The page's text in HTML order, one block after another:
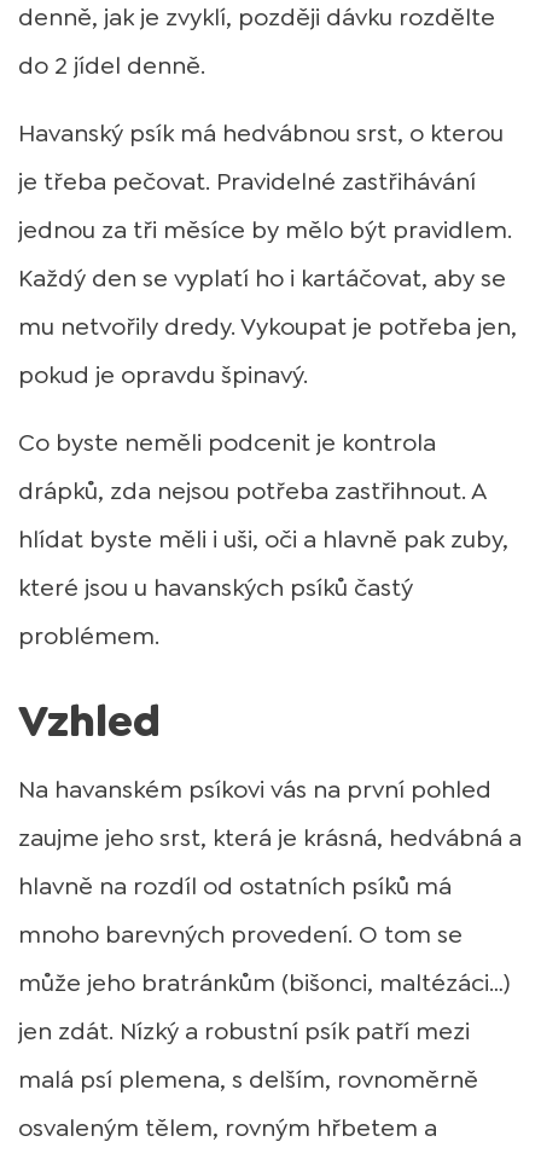
denně, jak je zvyklí, později dávku rozdělte
do 2 jídel denně.
Havanský psík má hedvábnou srst, o kterou
je třeba pečovat. Pravidelné zastřihávání
jednou za tři měsíce by mělo být pravidlem.
Každý den se vyplatí ho i kartáčovat, aby se
mu netvořily dredy. Vykoupat je potřeba jen,
pokud je opravdu špinavý.
Co byste neměli podcenit je kontrola
drápků, zda nejsou potřeba zastřihnout. A
hlídat byste měli i uši, oči a hlavně pak zuby,
které jsou u havanských psíků častý
problémem.
Vzhled
Na havanském psíkovi vás na první pohled
zaujme jeho srst, která je krásná, hedvábná a
hlavně na rozdíl od ostatních psíků má
mnoho barevných provedení. O tom se
může jeho bratránkům (bišonci, maltézáci…)
jen zdát. Nízký a robustní psík patří mezi
malá psí plemena, s delším, rovnoměrně
osvaleným tělem, rovným hřbetem a